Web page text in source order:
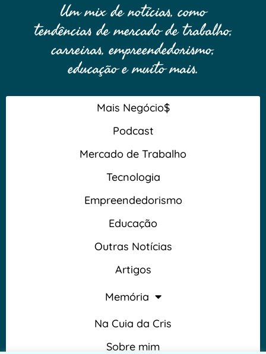
Um mix de notícias, como
tendências de mercado de trabalho,
carreiras, empreendedorismo,
educação e muito mais.
Mais Negócio$
Podcast
Mercado de Trabalho
Tecnologia
Empreendedorismo
Educação
Outras Notícias
Artigos
Memória
Na Cuia da Cris
Sobre mim